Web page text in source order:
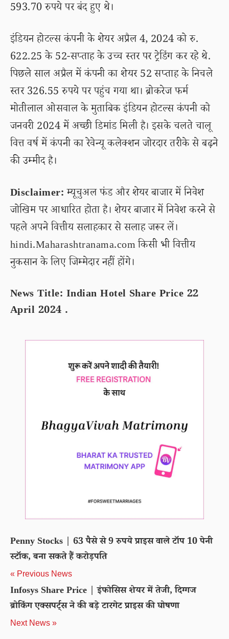
593.70 रुपये पर बंद हुए थे।
इंडियन होटल्स कंपनी के शेयर अप्रैल 4, 2024 को रु.
622.25 के 52-सप्ताह के उच्च स्तर पर ट्रेडिंग कर रहे थे.
पिछले साल अप्रैल में कंपनी का शेयर 52 सप्ताह के निचले
स्तर 326.55 रुपये पर पहुंच गया था। ब्रोकरेज फर्म
मोतीलाल ओसवाल के मुताबिक इंडियन होटल्स कंपनी को
जनवरी 2024 में अच्छी डिमांड मिली है। इसके चलते चालू
वित्त वर्ष में कंपनी का रेवेन्यू कलेक्शन जोरदार तरीके से बढ़ने
की उम्मीद है।
Disclaimer:म्यूचुअल फंड और शेयर बाजार में निवेश
जोखिम पर आधारित होता है। शेयर बाजार में निवेश करने से
पहले अपने वित्तीय सलाहकार से सलाह जरूर लें।
hindi.Maharashtranama.com किसी भी वित्तीय
नुकसान के लिए जिम्मेदार नहीं होंगे।
News Title: Indian Hotel Share Price 22
April 2024 .
Penny Stocks | 63 पैसे से 9 रुपये प्राइस वाले टॉप 10 पेनी
स्टॉक, बना सकते हैं करोड़पति
« Previous News
Infosys Share Price | इंफोसिस शेयर में तेजी, दिग्गज
ब्रोकिंग एक्सपर्ट्स ने की बड़े टारगेट प्राइस की घोषणा
Next News »